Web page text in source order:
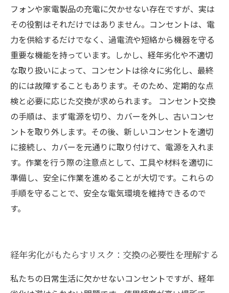
コンセント交換の成果：快適で安全な電気環境
を手に入れよう
フォンや家電製品の充電に欠かせない存在ですが、実は
その役割はそれだけではありません。コンセントは、電
力を供給するだけでなく、過電流や短絡から機器を守る
重要な機能を持っています。しかし、経年劣化や不適切
な取り扱いによって、コンセントは徐々に劣化し、最終
的には故障することもあります。そのため、定期的な点
検と必要に応じた交換が求められます。 コンセント交換
の手順は、まず電源を切り、カバーを外し、古いコンセ
ントを取り外します。その後、新しいコンセントを適切
に接続し、カバーを元通りに取り付けて、電源を入れま
す。作業を行う際の注意点として、工具や材料を適切に
準備し、安全に作業を進めることが大切です。これらの
手順を守ることで、安全な電気環境を維持できるので
す。
経年劣化がもたらすリスク：交換の必要性を理解する
私たちの日常生活に欠かせないコンセントですが、経年